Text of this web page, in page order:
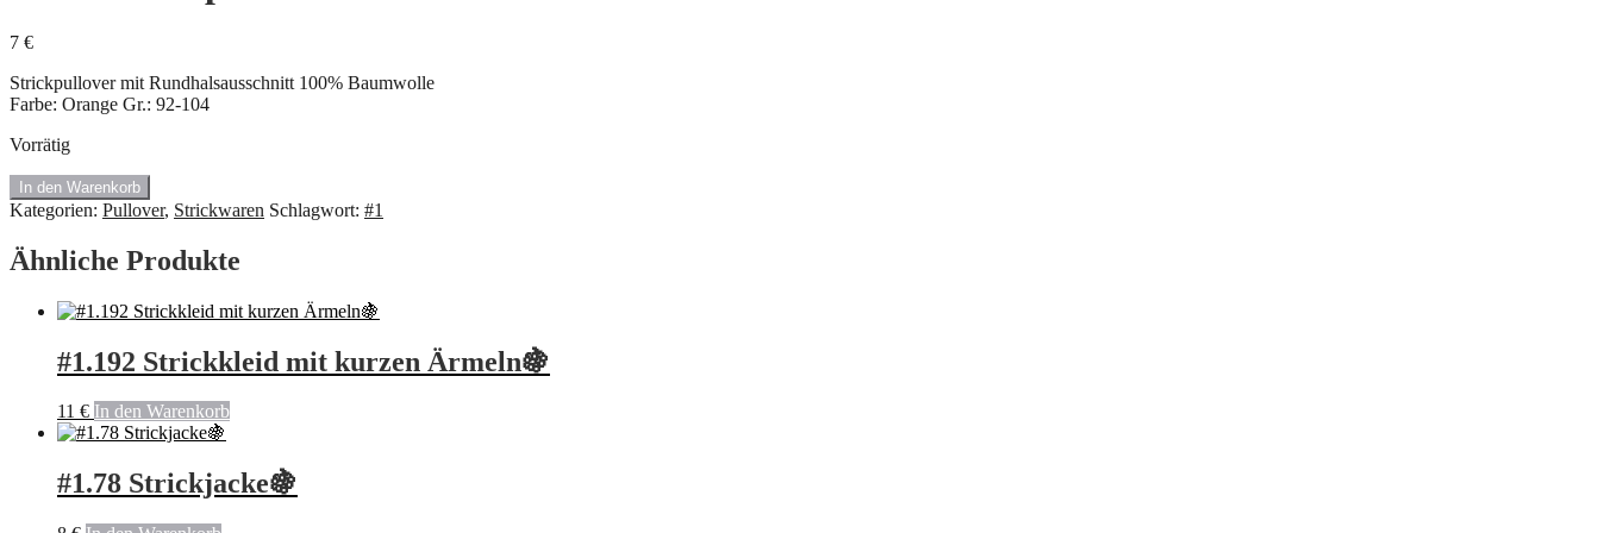
7 €
Strickpullover mit Rundhalsausschnitt 100% Baumwolle
Farbe: Orange Gr.: 92-104
Vorrätig
#1.53
Strickpullover
Zara
🍇
In den Warenkorb
Kategorien: Pullover, Strickwaren Schlagwort: #1
Ähnliche Produkte
#1.192 Strickkleid mit kurzen Ärmeln🍇
11 € In den Warenkorb
#1.78 Strickjacke🍇